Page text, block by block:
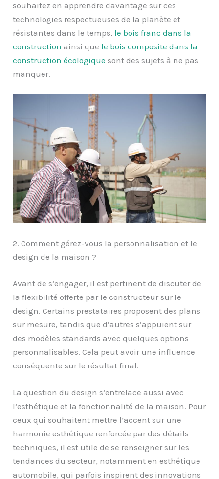
souhaitez en apprendre davantage sur ces
technologies respectueuses de la planète et
résistantes dans le temps, le bois franc dans la
construction ainsi que le bois composite dans la
construction écologique sont des sujets à ne pas
manquer.
2. Comment gérez-vous la personnalisation et le
design de la maison ?
Avant de s’engager, il est pertinent de discuter de
la flexibilité offerte par le constructeur sur le
design. Certains prestataires proposent des plans
sur mesure, tandis que d’autres s’appuient sur
des modèles standards avec quelques options
personnalisables. Cela peut avoir une influence
conséquente sur le résultat final.
La question du design s’entrelace aussi avec
l’esthétique et la fonctionnalité de la maison. Pour
ceux qui souhaitent mettre l’accent sur une
harmonie esthétique renforcée par des détails
techniques, il est utile de se renseigner sur les
tendances du secteur, notamment en esthétique
automobile, qui parfois inspirent des innovations